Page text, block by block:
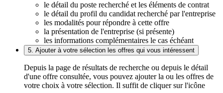
le détail du poste recherché et les éléments de contrat
le détail du profil du candidat recherché par l'entreprise
les modalités pour répondre à cette offre
la présentation de l'entreprise (si présente)
les informations complémentaires le cas échéant
5. Ajouter à votre sélection les offres qui vous intéressent
Depuis la page de résultats de recherche ou depuis le détail
d'une offre consultée, vous pouvez ajouter la ou les offres de
votre choix à votre sélection. Il suffit de cliquer sur l'icône